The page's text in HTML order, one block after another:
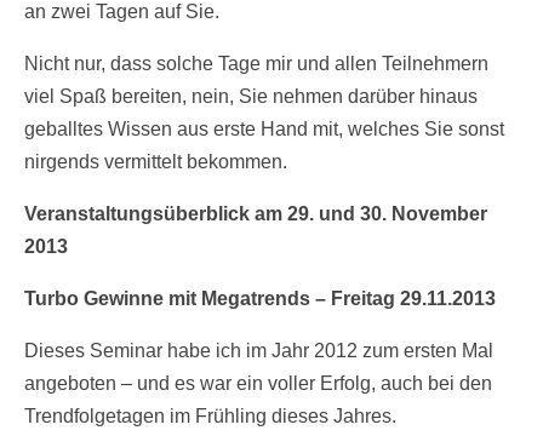
an zwei Tagen auf Sie.
Nicht nur, dass solche Tage mir und allen Teilnehmern
viel Spaß bereiten, nein, Sie nehmen darüber hinaus
geballtes Wissen aus erste Hand mit, welches Sie sonst
nirgends vermittelt bekommen.
Veranstaltungsüberblick am 29. und 30. November
2013
Turbo Gewinne mit Megatrends – Freitag 29.11.2013
Dieses Seminar habe ich im Jahr 2012 zum ersten Mal
angeboten – und es war ein voller Erfolg, auch bei den
Trendfolgetagen im Frühling dieses Jahres.